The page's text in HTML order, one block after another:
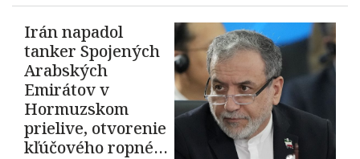
Irán napadol
tanker Spojených
Arabských
Emirátov v
Hormuzskom
prielive, otvorenie
kľúčového ropného